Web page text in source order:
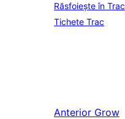
Răsfoiește în Trac
Tichete Trac
Anterior Grow